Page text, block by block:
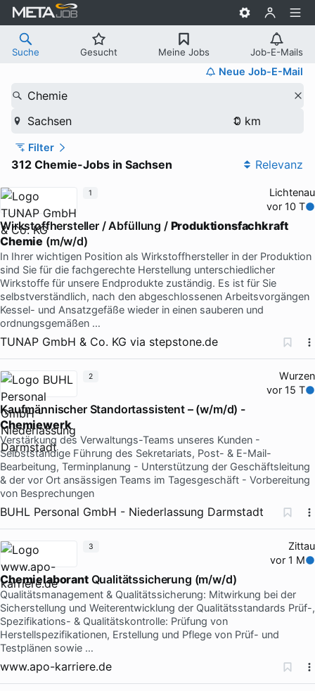
Suche Gesucht Meine Jobs Job-E-Mails
Neue Job-E-Mail
Chemie
Sachsen
Filter
312 Chemie-Jobs in Sachsen Relevanz
Lichtenau
vor 10 T
Wirkstoffhersteller / Abfüllung / Produktionsfachkraft
Chemie (m/w/d)
In Ihrer wichtigen Position als Wirkstoffhersteller in der Produktion
sind Sie für die fachgerechte Herstellung unterschiedlicher
Wirkstoffe für unsere Endprodukte zuständig. Es ist für Sie
selbstverständlich, nach den abgeschlossenen Arbeitsvorgängen
Kessel- und Ansatzgefäße wieder in einen sauberen und
ordnungsgemäßen …
TUNAP GmbH & Co. KG via stepstone.de
1
Wurzen
vor 15 T
Kaufmännischer Standortassistent – (w/m/d) -
Chemiewerk
Verstärkung des Verwaltungs-Teams unseres Kunden -
Selbstständige Führung des Sekretariats, Post- & E-Mail-
Bearbeitung, Terminplanung - Unterstützung der Geschäftsleitung
& der vor Ort ansässigen Teams im Tagesgeschäft - Vorbereitung
von Besprechungen
BUHL Personal GmbH - Niederlassung Darmstadt
2
Zittau
vor 1 M
ChemielaborantQualitätssicherung (m/w/d)
Qualitätsmanagement & Qualitätssicherung: Mitwirkung bei der
Sicherstellung und Weiterentwicklung der Qualitätsstandards Prüf-,
Spezifikations- & Qualitätskontrolle: Prüfung von
Herstellspezifikationen, Erstellung und Pflege von Prüf- und
Testplänen sowie …
www.apo-karriere.de
3